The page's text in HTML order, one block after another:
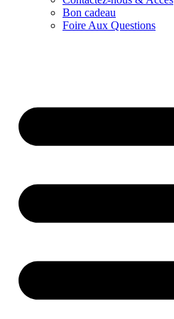
Bon cadeau
Foire Aux Questions